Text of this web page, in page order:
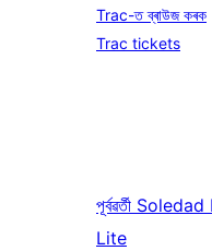
Trac-ত ব্ৰাউজ কৰক
Trac tickets
পূৰ্বৱৰ্তী Soledad
Lite